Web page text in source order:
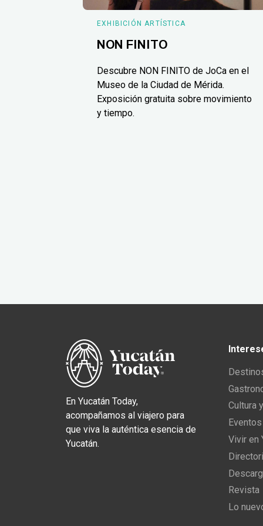
EXHIBICIÓN ARTÍSTICA
NON FINITO
Descubre NON FINITO de JoCa en el
Museo de la Ciudad de Mérida.
Exposición gratuita sobre movimiento
y tiempo.
En Yucatán Today,
acompañamos al viajero para
que viva la auténtica esencia de
Yucatán.
Cultura
Vivir en
Revista
Lo